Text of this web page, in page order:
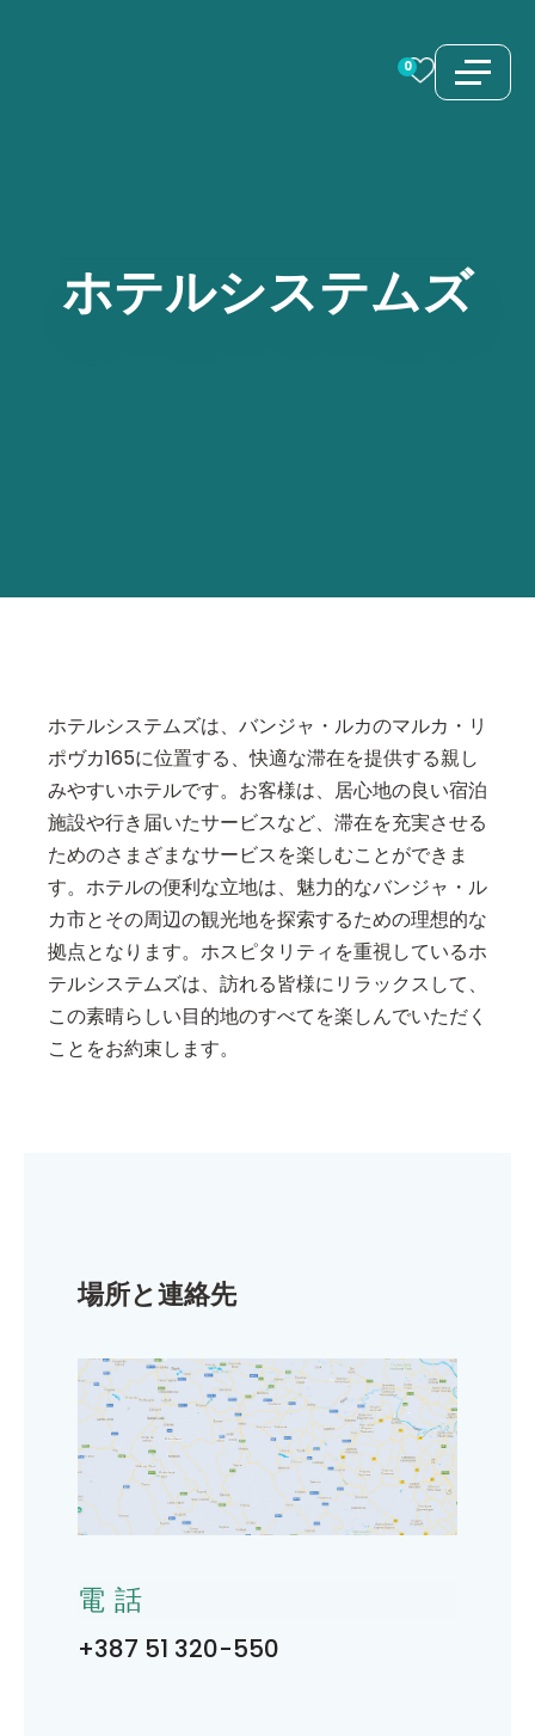
0
ホテルシステムズ
ホテルシステムズは、バンジャ・ルカのマルカ・リ
ポヴカ165に位置する、快適な滞在を提供する親し
みやすいホテルです。お客様は、居心地の良い宿泊
施設や行き届いたサービスなど、滞在を充実させる
ためのさまざまなサービスを楽しむことができま
す。ホテルの便利な立地は、魅力的なバンジャ・ル
カ市とその周辺の観光地を探索するための理想的な
拠点となります。ホスピタリティを重視しているホ
テルシステムズは、訪れる皆様にリラックスして、
この素晴らしい目的地のすべてを楽しんでいただく
ことをお約束します。
場所と連絡先
電話
+387 51 320-550